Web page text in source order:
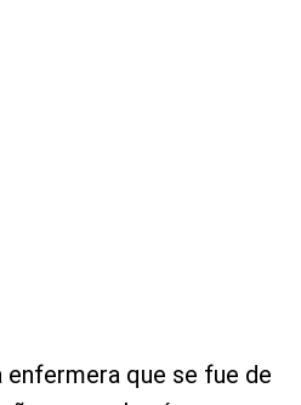
enfermera que se fue de